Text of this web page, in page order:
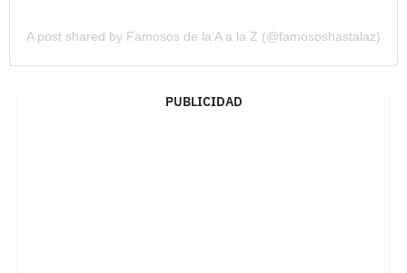
A post shared by Famosos de la A a la Z (@famososhastalaz)
PUBLICIDAD